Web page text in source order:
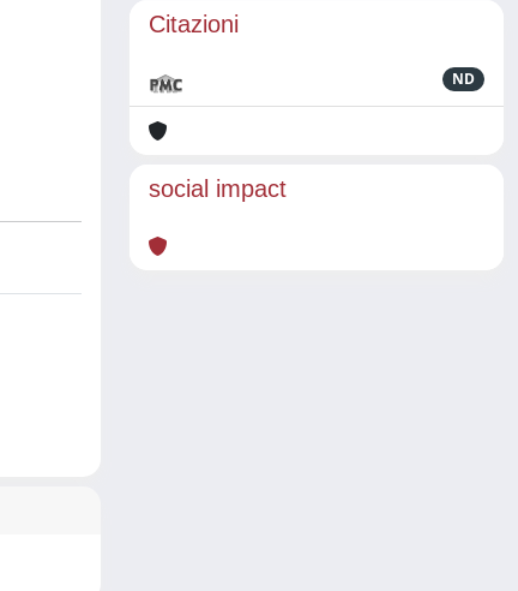
Citazioni
ND
social impact